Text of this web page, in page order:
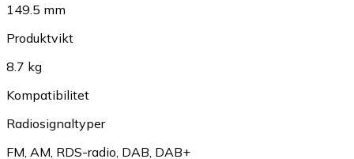
149.5 mm
Produktvikt
8.7 kg
Kompatibilitet
Radiosignaltyper
FM AM RDS-radio DAB DAB+